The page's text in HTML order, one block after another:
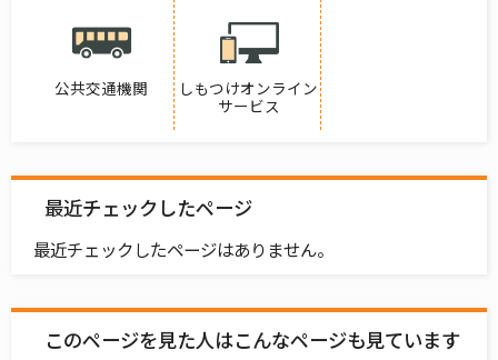
公共交通機関
しもつけオンライン
サービス
最近チェックしたページ
最近チェックしたページはありません。
このページを見た人はこんなページも見ています